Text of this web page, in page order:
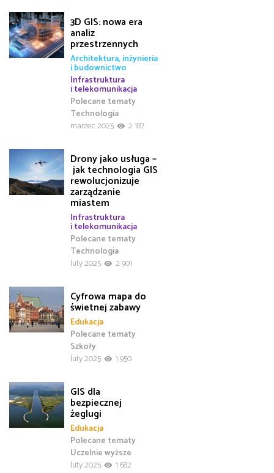
3D GIS: nowa era
analiz
przestrzennych
Architektura, inżynieria
i budownictwo
Infrastruktura
i telekomunikacja
Polecane tematy
Technologia
marzec 2025
2 187
Drony jako usługa –
jak technologia GIS
rewolucjonizuje
zarządzanie
miastem
Infrastruktura
i telekomunikacja
Polecane tematy
Technologia
luty 2025
2 901
Cyfrowa mapa do
świetnej zabawy
Edukacja
Polecane tematy
Szkoły
luty 2025
1 950
GIS dla
bezpiecznej
żeglugi
Edukacja
Polecane tematy
Uczelnie wyższe
luty 2025
1 682